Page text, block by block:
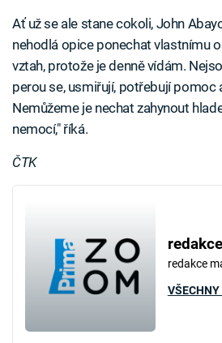
Ať už se ale stane cokoli, John
nehodlá opice ponechat vlastnímu
vztah, protože je denně vídám.
perou se, usmiřují, potřebují pomoc
Nemůžeme je nechat zahynout
nemocí," říká.
ČTK
redakce